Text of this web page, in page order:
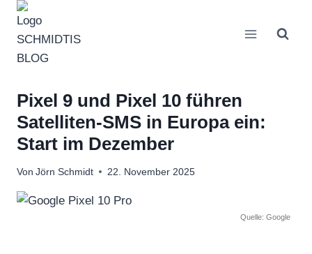
Zum
Inhalt
springen
Pixel 9 und Pixel 10 führen
Satelliten-SMS in Europa ein:
Start im Dezember
Von Jörn Schmidt 22. November 2025
Quelle: Google